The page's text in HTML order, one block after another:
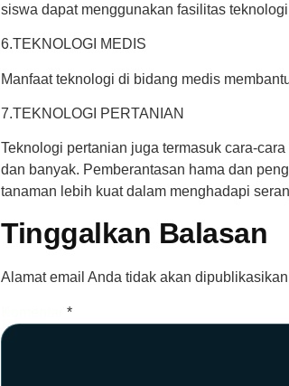
siswa dapat menggunakan fasilitas
6.TEKNOLOGI MEDIS
Manfaat teknologi di bidang medis
7.TEKNOLOGI PERTANIAN
Teknologi pertanian juga termasuk cara-
dan banyak. Pemberantasan hama dan
tanaman lebih kuat dalam menghadapi
Tinggalkan Balasan
Alamat email Anda tidak akan
*